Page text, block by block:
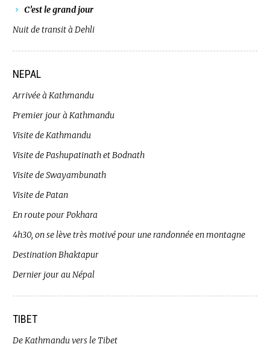
C’est le grand jour
Nuit de transit à Dehli
NEPAL
Arrivée à Kathmandu
Premier jour à Kathmandu
Visite de Kathmandu
Visite de Pashupatinath et Bodnath
Visite de Swayambunath
Visite de Patan
En route pour Pokhara
4h30, on se lève très motivé pour une randonnée en montagne
Destination Bhaktapur
Dernier jour au Népal
TIBET
De Kathmandu vers le Tibet